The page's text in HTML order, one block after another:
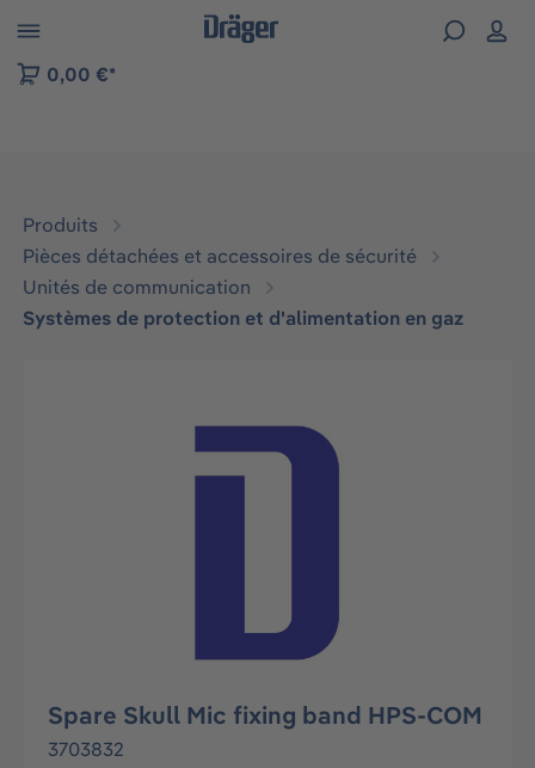
to B2B platform navigation
0,00 €*
Produits
Pièces détachées et accessoires de sécurité
Unités de communication
Systèmes de protection et d'alimentation en gaz
Ignorer la galerie d'images
Spare Skull Mic fixing band HPS-COM
3703832